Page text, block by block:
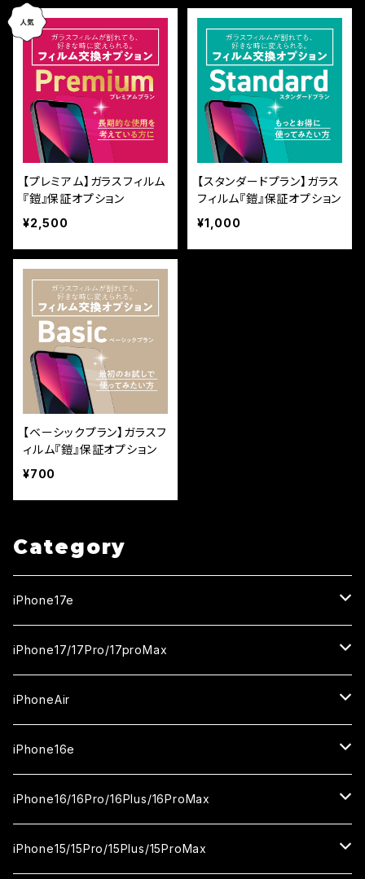
【プレミアム】ガラスフィルム
『鎧』保証オプション
¥2,500
【スタンダードプラン】ガラス
フィルム『鎧』保証オプション
¥1,000
【ベーシックプラン】ガラスフ
ィルム『鎧』保証オプション
¥700
Category
iPhone17e
ガラスフィルム
セラミックフィルム
カメラ用フィルム
iPhone17/17Pro/17proMax
iPhone17
ガラスフィルム
セラミックフィルム
iPhone17Pro
ガラスフィルム
セラミックフィルム
iPhone17proMax
ガラスフィルム
iPhoneAir
ガラスフィルム
セラミックフィルム
カメラ用フィルム
iPhone16e
ガラスフィルム
セラミックフィルム
iPhone16/16Pro/16Plus/16ProMax
iPhone16
iPhone15/15Pro/15Plus/15ProMax